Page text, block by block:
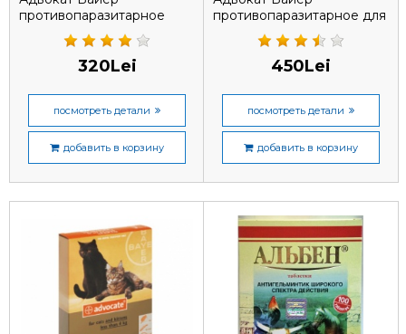
противопаразитарное
средство для собак до 4
кг, 1 пипетка
320Lei
посмотреть детали
добавить в корзину
противопаразитарное для
кошек 4-8 кг, 1 пипетка
450Lei
посмотреть детали
добавить в корзину